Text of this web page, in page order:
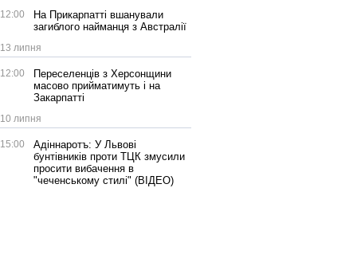
12:00
На Прикарпатті вшанували
загиблого найманця з Австралії
13 липня
12:00
Переселенців з Херсонщини
масово прийматимуть і на
Закарпатті
10 липня
15:00
Адіннаротъ: У Львові
бунтівників проти ТЦК змусили
просити вибачення в
"чеченському стилі" (ВІДЕО)